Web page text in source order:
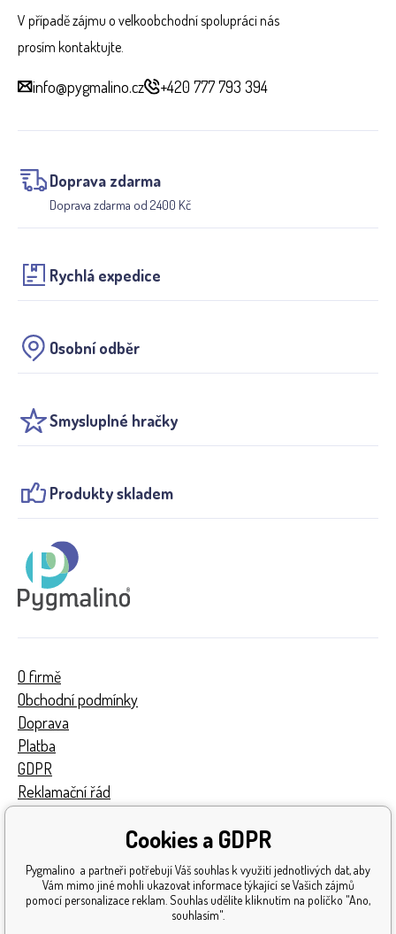
V případě zájmu o velkoobchodní spolupráci nás
prosím kontaktujte.
info@pygmalino.cz +420 777 793 394
Doprava zdarma
Doprava zdarma od 2400 Kč
Rychlá expedice
Osobní odběr
Smysluplné hračky
Produkty skladem
O firmě
Obchodní podmínky
Doprava
Platba
GDPR
Reklamační řád
Získaná ocenění
Katalog hraček
Mapa stránek
Cookies a GDPR
Pygmalino a partneři potřebují Váš souhlas k využití jednotlivých dat, aby
Vám mimo jiné mohli ukazovat informace týkající se Vašich zájmů
pomocí personalizace reklam. Souhlas udělíte kliknutím na políčko "Ano,
souhlasím".